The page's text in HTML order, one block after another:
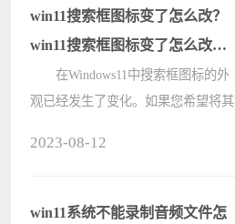
设置方法吧。 win11界面刷新设
置????
win11搜索框图标变了怎么改？
win11搜索框图标变了怎么改回
来方法
在Windows11中搜索框图标的外
观已经发生了变化。如果您希望将其
们来仔细的介绍一下win11搜索框图
2023-08-12
win11系统不能录制音频文件怎